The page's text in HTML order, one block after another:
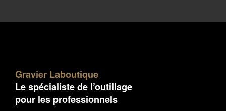
Gravier Laboutique
Le spécialiste de l’outillage
pour les professionnels